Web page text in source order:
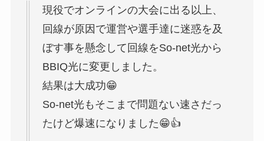
現役でオンラインの大会に出る以上、
回線が原因で運営や選手達に迷惑を及
ぼす事を懸念して回線をSo-net光から
BBIQ光に変更しました。
結果は大成功😁
So-net光もそこまで問題ない速さだっ
たけど爆速になりました😁👍